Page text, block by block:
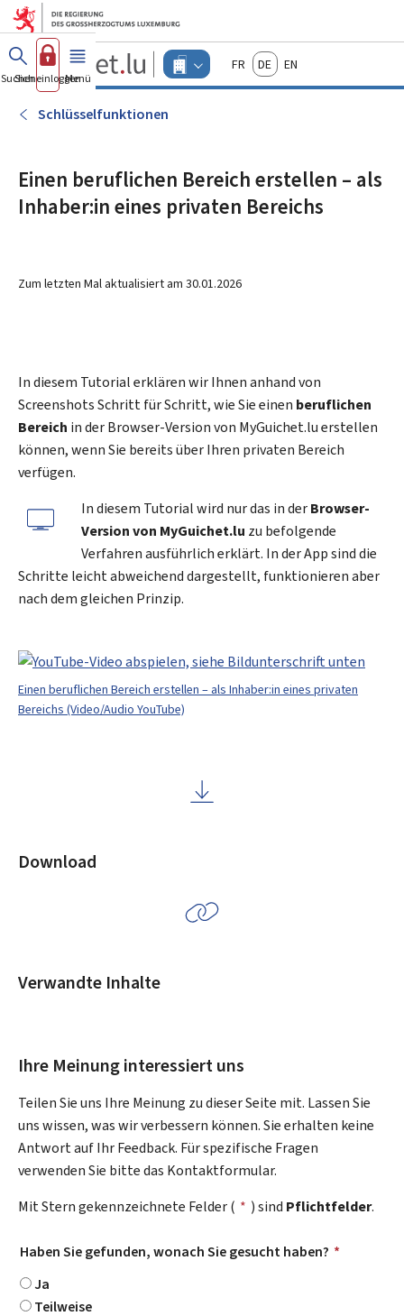
Zum Hauptmenü
Zum Inhalt
Guichet.lu
Changer
d'espace
FrançaisDeutschEnglish
Suchen
Sich einloggen
Menü Haupt-
Schlüsselfunktionen
Einen beruflichen Bereich erstellen – als
Inhaber:in eines privaten Bereichs
Zum letzten Mal aktualisiert am 30.01.2026
In diesem Tutorial erklären wir Ihnen anhand von
Screenshots Schritt für Schritt, wie Sie einen beruflichen
Bereich in der Browser-Version von MyGuichet.lu erstellen
können, wenn Sie bereits über Ihren privaten Bereich
verfügen.
In diesem Tutorial wird nur das in derBrowser-
Version von MyGuichet.lu zu befolgende
Verfahren ausführlich erklärt. In der App sind die
Schritte leicht abweichend dargestellt, funktionieren aber
nach dem gleichen Prinzip.
Einen beruflichen Bereich erstellen – als Inhaber:in eines privaten
Bereichs (Video/Audio YouTube)
Download
Verwandte Inhalte
Ihre Meinung interessiert uns
Teilen Sie uns Ihre Meinung zu dieser Seite mit. Lassen Sie
uns wissen, was wir verbessern können. Sie erhalten keine
Antwort auf Ihr Feedback. Für spezifische Fragen
verwenden Sie bitte das Kontaktformular.
Mit Stern gekennzeichnete Felder ( * ) sind Pflichtfelder.
Haben Sie gefunden, wonach Sie gesucht haben? *
Ja
Teilweise